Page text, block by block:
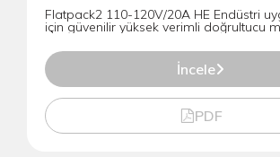
Flatpack2 110-120V/20A HE Endüstri
için güvenilir yüksek verimli doğrultucu
İncele
PDF